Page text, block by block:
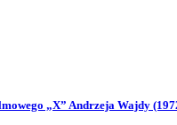
„X” Andrzeja Wajdy